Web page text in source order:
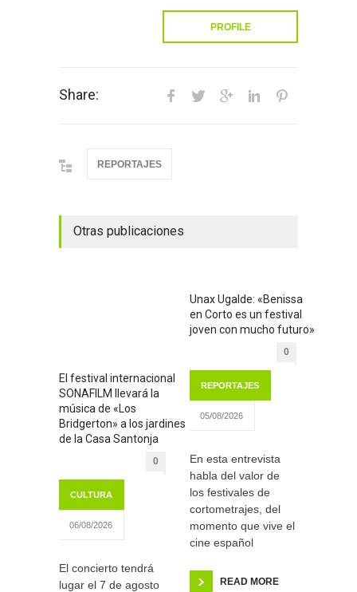
PROFILE
Share:
REPORTAJES
Otras publicaciones
El festival internacional
SONAFILM llevará la
música de «Los
Bridgerton» a los jardines
de la Casa Santonja
0
CULTURA
06/08/2026
El concierto tendrá
lugar el 7 de agosto
Unax Ugalde: «Benissa
en Corto es un festival
joven con mucho futuro»
0
REPORTAJES
05/08/2026
En esta entrevista
habla del valor de
los festivales de
cortometrajes, del
momento que vive el
cine español
READ MORE